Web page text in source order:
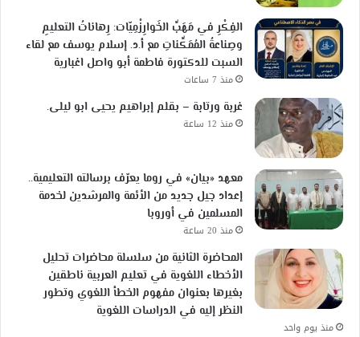
الفِكْرِ في مَهَبِّ الخَوارِزْمِيّات: رِهاناتُ التعليمِ
وصِناعةُ المُمَكِّناتِ مع أ.د. إسلام يوسف مع لقاء
السبت للدكتورة فاطمة أبو واصل اغبارية
منذ 7 ساعات
غربة ورتابة – بقلم إبراهيم يحيى ابو ليلى.
منذ 12 ساعة
معهد «بيان» في روما يعرّف برسالته التعليمية..
إعداد جيل جديد من الأئمة والمرشدين لخدمة
المسلمين في أوروبا
منذ 20 ساعة
المحاضرة الثانية من سلسلة محاضرات تحليل
الأخطاء اللغوية في تعليم العربية ناطقين
بغيرها بعنوان مفهوم الخطأ اللغوي وتطور
النظر إليه في الدراسات اللغوية
منذ يوم واحد